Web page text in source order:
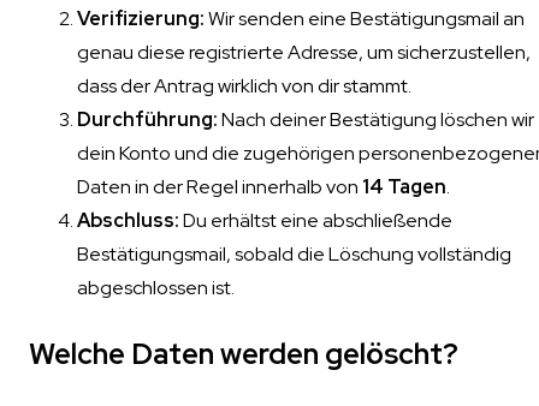
Verifizierung:Wir senden eine Bestätigungsmail an
genau diese registrierte Adresse, um sicherzustellen,
dass der Antrag wirklich von dir stammt.
Durchführung:Nach deiner Bestätigung löschen wir
dein Konto und die zugehörigen
Daten in der Regel innerhalb von 14 Tagen.
Abschluss:Du erhältst eine abschließende
Bestätigungsmail, sobald die Löschung vollständig
abgeschlossen ist.
Welche Daten werden gelöscht?